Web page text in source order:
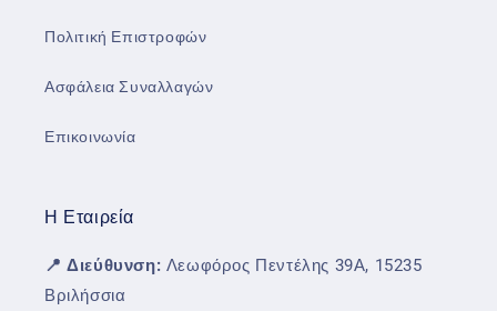
Πολιτική Επιστροφών
Ασφάλεια Συναλλαγών
Επικοινωνία
Η Εταιρεία
📍 Διεύθυνση: Λεωφόρος Πεντέλης 39Α, 15235
Βριλήσσια